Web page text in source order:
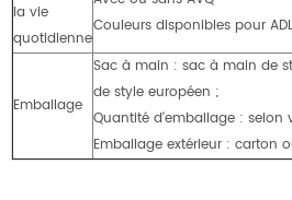
la vie
quotidienne
Couleurs disponibles pour
Emballage
Sac à main : sac à main de
de style européen ;
Quantité d'emballage : selon
Emballage extérieur : carton